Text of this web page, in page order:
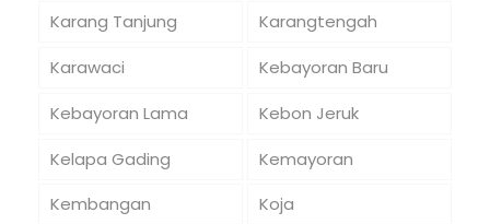
Karang Tanjung
Karangtengah
Karawaci
Kebayoran Baru
Kebayoran Lama
Kebon Jeruk
Kelapa Gading
Kemayoran
Kembangan
Koja